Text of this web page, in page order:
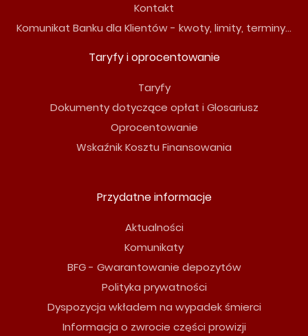
Kontakt
Komunikat Banku dla Klientów - kwoty, limity, terminy...
Taryfy i oprocentowanie
Taryfy
Dokumenty dotyczące opłat i Glosariusz
Oprocentowanie
Wskaźnik Kosztu Finansowania
Przydatne informacje
Aktualności
Komunikaty
BFG - Gwarantowanie depozytów
Polityka prywatności
Dyspozycja wkładem na wypadek śmierci
Informacja o zwrocie części prowizji